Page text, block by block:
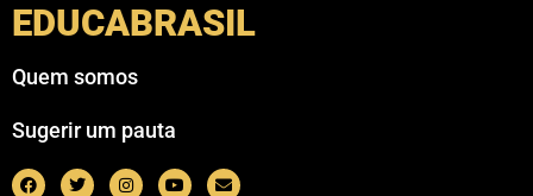
EDUCABRASIL
Quem somos
Sugerir um pauta